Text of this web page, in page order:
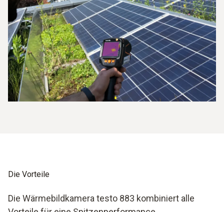
Die Vorteile
Die Wärmebildkamera testo 883 kombiniert alle